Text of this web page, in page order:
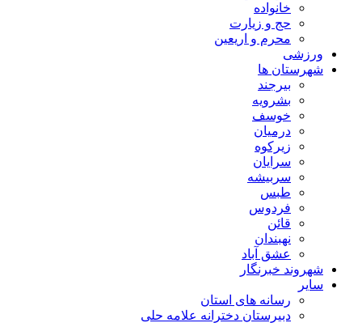
خانواده
حج و زیارت
محرم و اریعین
ورزشی
شهرستان ها
بیرجند
بشرویه
خوسف
درمیان
زیرکوه
سرایان
سربیشه
طبس
فردوس
قائن
نهبندان
عشق آباد
شهروند خبرنگار
سایر
رسانه های استان
دبیرستان دخترانه علامه حلی